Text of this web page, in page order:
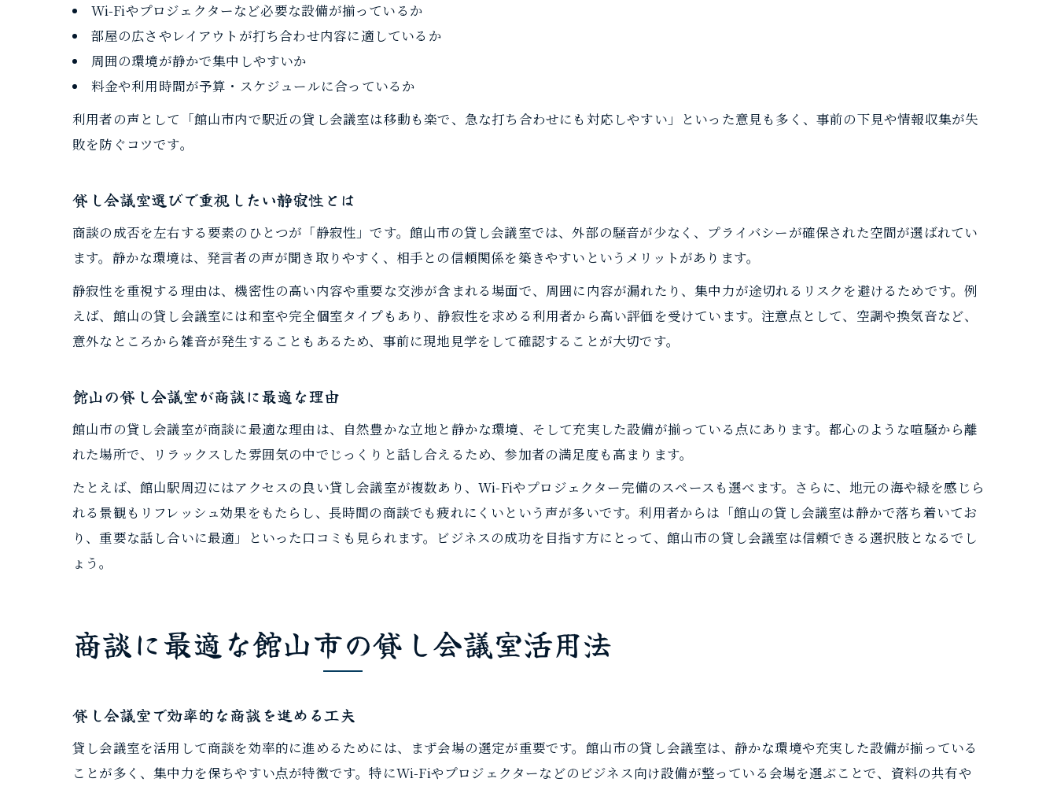
館山市の快適空間でテレワークを実現
貸し会議室とワーケーションの相性を探る
Wi-Fiやプロジェクターなど必要な設備が揃っているか
部屋の広さやレイアウトが打ち合わせ内容に適しているか
周囲の環境が静かで集中しやすいか
料金や利用時間が予算・スケジュールに合っているか
利用者の声として「館山市内で駅近の貸し会議室は移動も楽で、急な打ち合わせにも対応しやすい」といった意見も多く、事前の下見や情報収集が失
敗を防ぐコツです。
貸し会議室選びで重視したい静寂性とは
商談の成否を左右する要素のひとつが「静寂性」です。館山市の貸し会議室では、外部の騒音が少なく、プライバシーが確保された空間が選ばれてい
ます。静かな環境は、発言者の声が聞き取りやすく、相手との信頼関係を築きやすいというメリットがあります。
静寂性を重視する理由は、機密性の高い内容や重要な交渉が含まれる場面で、周囲に内容が漏れたり、集中力が途切れるリスクを避けるためです。例
えば、館山の貸し会議室には和室や完全個室タイプもあり、静寂性を求める利用者から高い評価を受けています。注意点として、空調や換気音など、
意外なところから雑音が発生することもあるため、事前に現地見学をして確認することが大切です。
館山の貸し会議室が商談に最適な理由
館山市の貸し会議室が商談に最適な理由は、自然豊かな立地と静かな環境、そして充実した設備が揃っている点にあります。都心のような喧騒から離
れた場所で、リラックスした雰囲気の中でじっくりと話し合えるため、参加者の満足度も高まります。
たとえば、館山駅周辺にはアクセスの良い貸し会議室が複数あり、Wi-Fiやプロジェクター完備のスペースも選べます。さらに、地元の海や緑を感じら
れる景観もリフレッシュ効果をもたらし、長時間の商談でも疲れにくいという声が多いです。利用者からは「館山の貸し会議室は静かで落ち着いてお
り、重要な話し合いに最適」といった口コミも見られます。ビジネスの成功を目指す方にとって、館山市の貸し会議室は信頼できる選択肢となるでし
ょう。
商談に最適な館山市の貸し会議室活用法
貸し会議室で効率的な商談を進める工夫
貸し会議室を活用して商談を効率的に進めるためには、まず会場の選定が重要です。館山市の貸し会議室は、静かな環境や充実した設備が揃っている
ことが多く、集中力を保ちやすい点が特徴です。特にWi-Fiやプロジェクターなどのビジネス向け設備が整っている会場を選ぶことで、資料の共有や